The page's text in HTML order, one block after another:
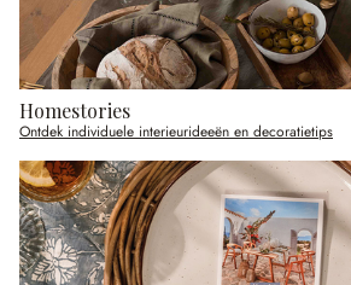
Homestories
Ontdek individuele interieurideeën en decoratietips